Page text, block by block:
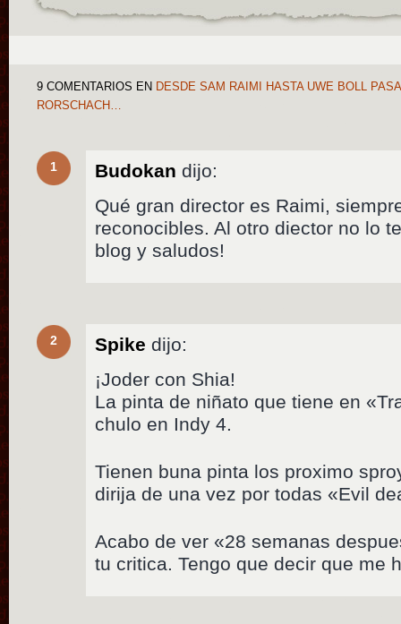
9 COMENTARIOS EN DESDE SAM RAIMI HASTA UWE BOLL
RORSCHACH…
1 Budokan dijo:
Qué gran director es Raimi,
reconocibles. Al otro diector no lo
blog y saludos!
2 Spike dijo:
¡Joder con Shia!
La pinta de niñato que tiene en
chulo en Indy 4.
Tienen buna pinta los proximo
dirija de una vez por todas «Evil
Acabo de ver «28 semanas
tu critica. Tengo que decir que me